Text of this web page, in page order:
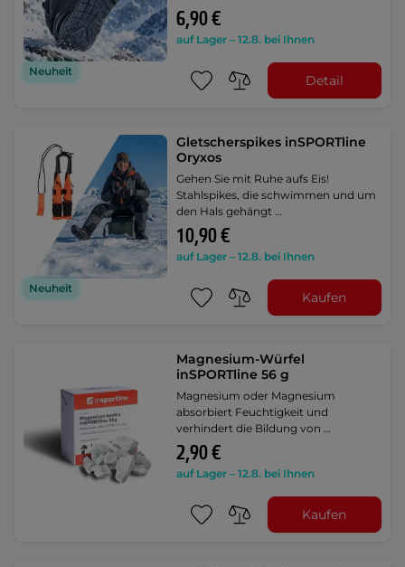
Neuheit
6,90 €
auf Lager – 12.8. bei Ihnen
Detail
Neuheit
Gletscherspikes inSPORTline
Oryxos
Gehen Sie mit Ruhe aufs Eis!
Stahlspikes, die schwimmen und um
den Hals gehängt …
10,90 €
auf Lager – 12.8. bei Ihnen
Kaufen
Magnesium-Würfel
inSPORTline 56 g
Magnesium oder Magnesium
absorbiert Feuchtigkeit und
verhindert die Bildung von …
2,90 €
auf Lager – 12.8. bei Ihnen
Kaufen